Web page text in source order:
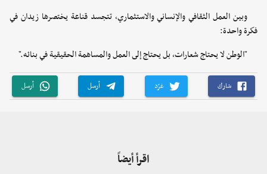
وبين العمل الثقافي والإنساني والاستثماري، تتجسد قناعة يختصرها زيدان في
فكرة واحدة:
"الوطن لا يحتاج شعارات، بل يحتاج إلى العمل والمساهمة الحقيقية في بنائه."
شارك غرّد أرسل أرسل
اقرأ أيضاً